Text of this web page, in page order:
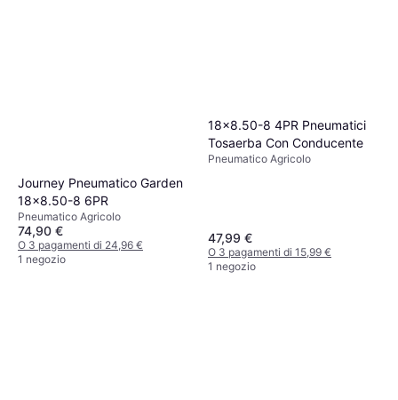
Journey Pneumatico Garden
18x8.50-8 6PR
Pneumatico Agricolo
74,90 €
O 3 pagamenti di 24,96 €
1 negozio
18x8.50-8 4PR Pneumatici
Tosaerba Con Conducente
Pneumatico Agricolo
47,99 €
O 3 pagamenti di 15,99 €
1 negozio